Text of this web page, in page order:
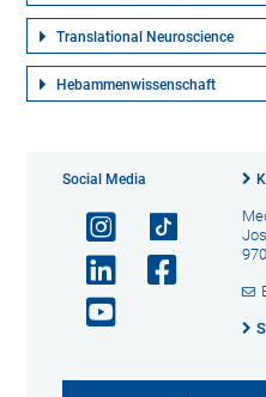
Translational Neuroscience
Hebammenwissenschaft
Social Media